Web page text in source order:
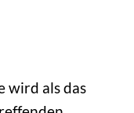
wird als das